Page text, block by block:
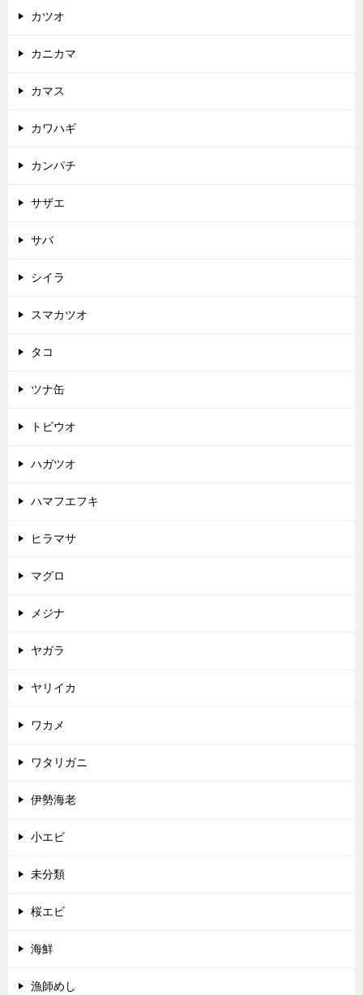
カツオ
カニカマ
カマス
カワハギ
カンパチ
サザエ
サバ
シイラ
スマカツオ
タコ
ツナ缶
トビウオ
ハガツオ
ハマフエフキ
ヒラマサ
マグロ
メジナ
ヤガラ
ヤリイカ
ワカメ
ワタリガニ
伊勢海老
小エビ
未分類
桜エビ
海鮮
漁師めし